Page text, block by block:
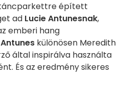
épített
ad Lucie Antunesnak,
emberi hang
különösen Meredith
által inspirálva használta
És az eredmény sikeres